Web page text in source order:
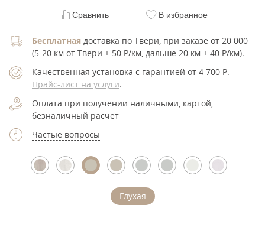
Сравнить В избранное
Бесплатная доставка по Твери, при заказе от 20 000
(5-20 км от Твери + 50 Р/км, дальше 20 км + 40 Р/км).
Качественная установка с гарантией от 4 700 Р.
Прайс-лист на услуги.
Оплата при получении наличными, картой,
безналичный расчет
Частые вопросы
Глухая